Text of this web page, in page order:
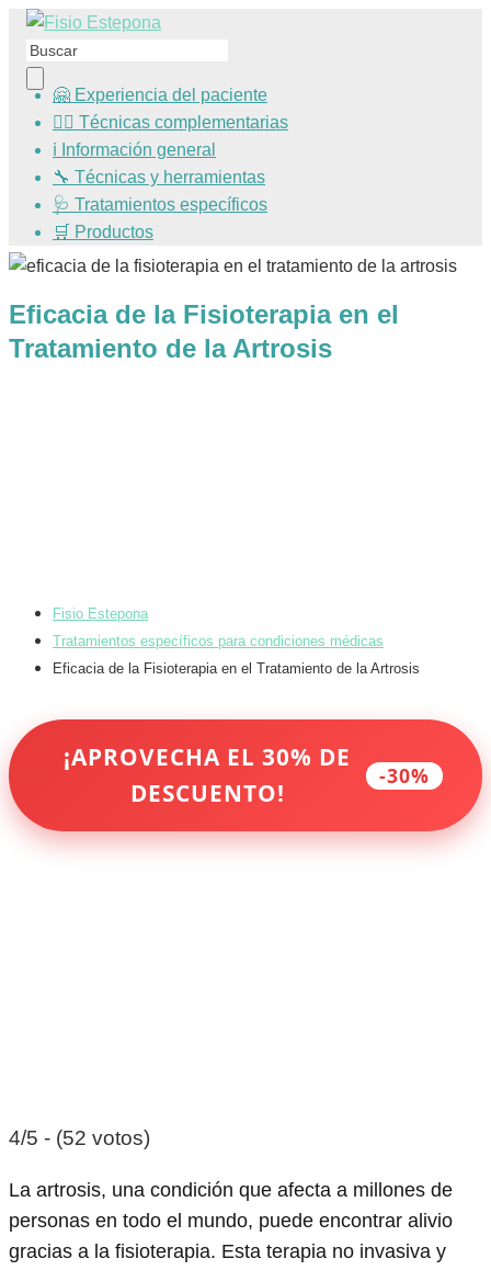
🤗 Experiencia del paciente
🧘‍♀️ Técnicas complementarias
ℹ️ Información general
🔧 Técnicas y herramientas
🩺 Tratamientos específicos
🛒 Productos
Eficacia de la Fisioterapia en el
Tratamiento de la Artrosis
Fisio Estepona
Tratamientos específicos para condiciones médicas
Eficacia de la Fisioterapia en el Tratamiento de la Artrosis
¡APROVECHA EL 30% DE
DESCUENTO!
-30%
4/5 - (52 votos)
La artrosis, una condición que afecta a millones de
personas en todo el mundo, puede encontrar alivio
gracias a la fisioterapia. Esta terapia no invasiva y